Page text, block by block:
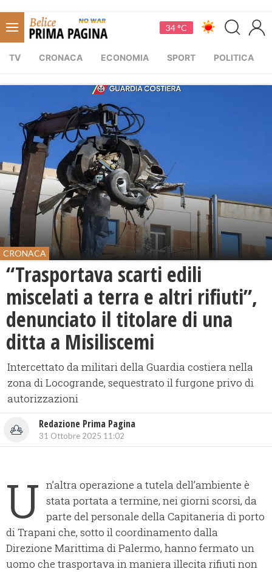
34 °C
TV CRONACA ECONOMIA SPORT POLITICA
CRONACA
“Trasportava scarti edili
miscelati a terra e altri rifiuti”,
denunciato il titolare di una
ditta a Misiliscemi
Intercettato da militari della Guardia costiera nella
zona di Locogrande, sequestrato il furgone privo di
autorizzazioni
Redazione Prima Pagina
31 Ottobre 2025 11:02
U n’altra operazione a tutela dell’ambiente è
stata portata a termine, nei giorni scorsi, da
parte del personale della Capitaneria di porto
di Trapani che, sotto il coordinamento dalla
Direzione Marittima di Palermo, hanno fermato un
uomo che trasportava in maniera illecita rifiuti non